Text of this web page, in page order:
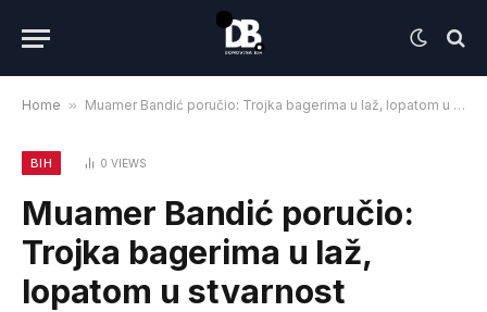
Home » Muamer Bandić poručio: Trojka bagerima u laž, lopatom u stvarnost
BIH 0 VIEWS
Muamer Bandić poručio:
Trojka bagerima u laž,
lopatom u stvarnost